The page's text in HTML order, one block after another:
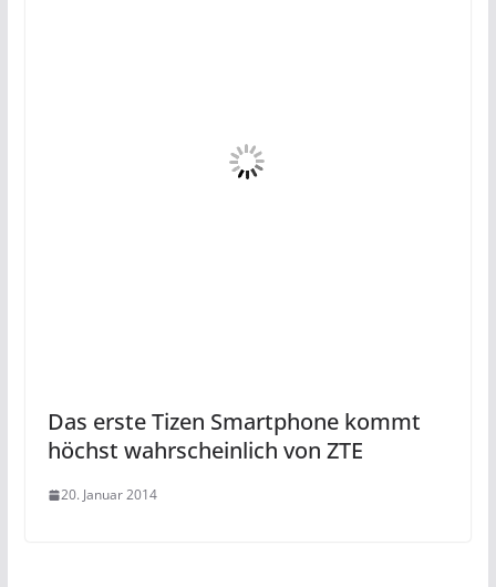
Das erste Tizen Smartphone kommt
höchst wahrscheinlich von ZTE
20. Januar 2014